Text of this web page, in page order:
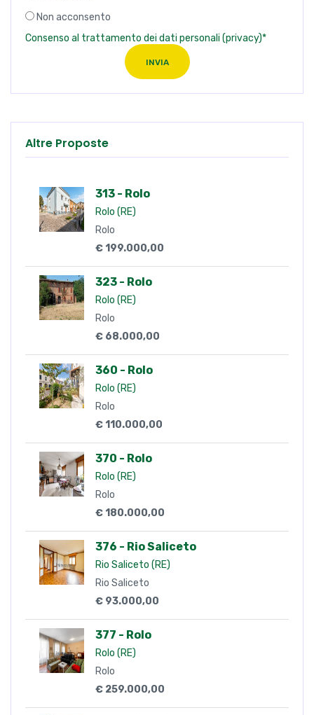
Non acconsento
Consenso al trattamento dei dati personali (privacy)*
INVIA
Altre Proposte
313 - Rolo
Rolo (RE)
Rolo
€ 199.000,00
323 - Rolo
Rolo (RE)
Rolo
€ 68.000,00
360 - Rolo
Rolo (RE)
Rolo
€ 110.000,00
370 - Rolo
Rolo (RE)
Rolo
€ 180.000,00
376 - Rio Saliceto
Rio Saliceto (RE)
Rio Saliceto
€ 93.000,00
377 - Rolo
Rolo (RE)
Rolo
€ 259.000,00